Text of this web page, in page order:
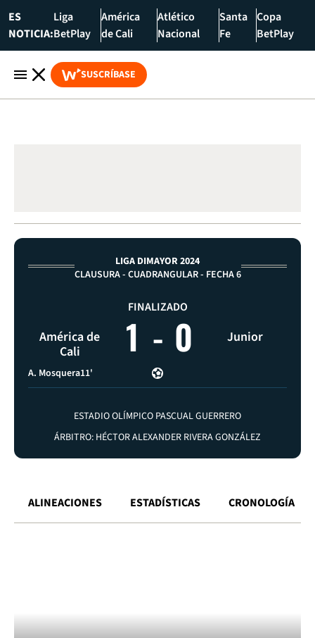
ES
NOTICIA:
Liga
BetPlay
América
de Cali
Atlético
Nacional
Santa
Fe
Copa
BetPlay
SUSCRÍBASE
LIGA DIMAYOR 2024
CLAUSURA - CUADRANGULAR - FECHA 6
América de
Cali
FINALIZADO
1 - 0 Junior
A. Mosquera11'
ESTADIO OLÍMPICO PASCUAL GUERRERO
ÁRBITRO: HÉCTOR ALEXANDER RIVERA GONZÁLEZ
ALINEACIONES ESTADÍSTICAS CRONOLOGÍA